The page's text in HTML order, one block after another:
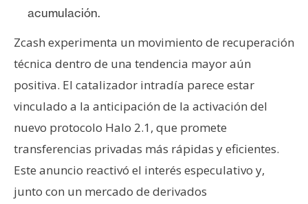
o
n
t
a
t
o
y
P
acumulación.
Zcash experimenta un movimiento de recuperación
técnica dentro de una tendencia mayor aún
positiva. El catalizador intradía parece estar
vinculado a la anticipación de la activación del
nuevo protocolo Halo 2.1, que promete
transferencias privadas más rápidas y eficientes.
Este anuncio reactivó el interés especulativo y,
junto con un mercado de derivados